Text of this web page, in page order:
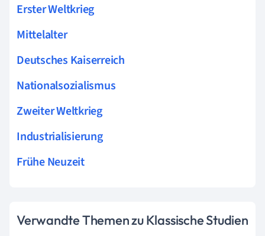
Erster Weltkrieg
Mittelalter
Deutsches Kaiserreich
Nationalsozialismus
Zweiter Weltkrieg
Industrialisierung
Frühe Neuzeit
Verwandte Themen zu Klassische Studien